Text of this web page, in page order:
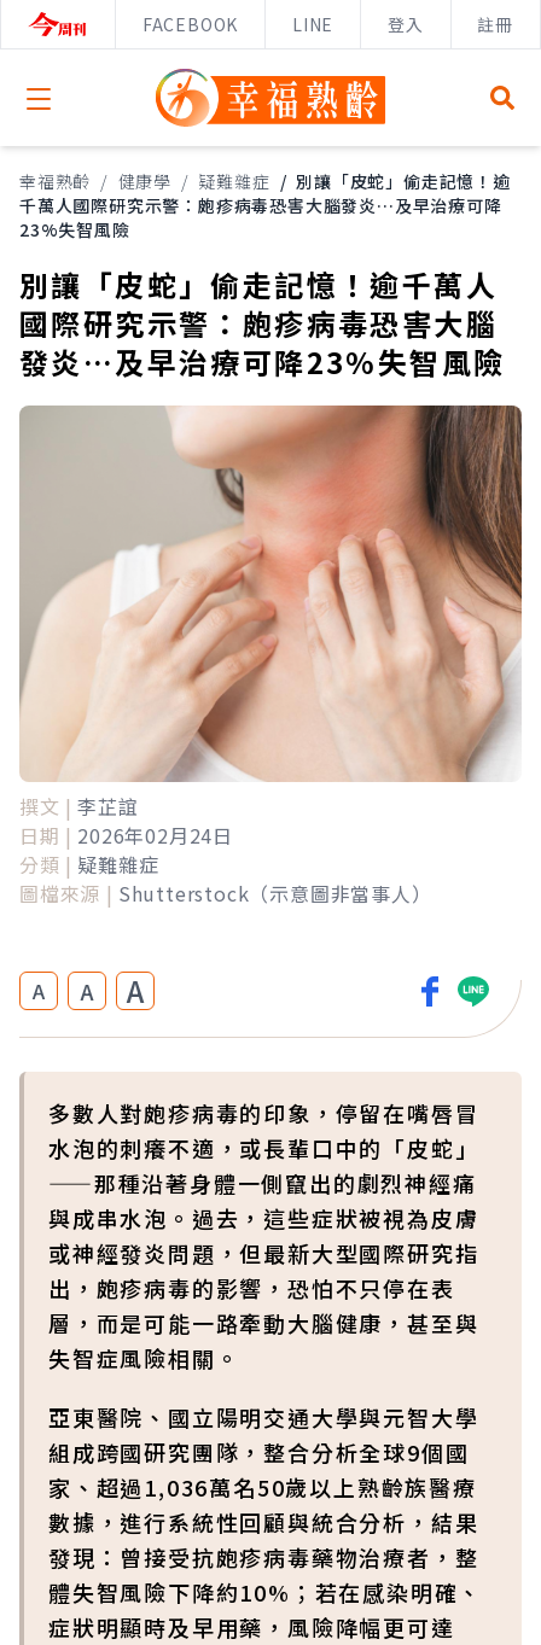
FACEBOOK LINE 登入 註冊
Open menu
幸福熟齡 / 健康學 / 疑難雜症 / 別讓「皮蛇」偷走記憶！逾
千萬人國際研究示警：皰疹病毒恐害大腦發炎…及早治療可降
23%失智風險
別讓「皮蛇」偷走記憶！逾千萬人
國際研究示警：皰疹病毒恐害大腦
發炎…及早治療可降23%失智風險
撰文 | 李芷誼
日期 | 2026年02月24日
分類 | 疑難雜症
圖檔來源 | Shutterstock（示意圖非當事人）
A A A
多數人對皰疹病毒的印象，停留在嘴唇冒
水泡的刺癢不適，或長輩口中的「皮蛇」
——那種沿著身體一側竄出的劇烈神經痛
與成串水泡。過去，這些症狀被視為皮膚
或神經發炎問題，但最新大型國際研究指
出，皰疹病毒的影響，恐怕不只停在表
層，而是可能一路牽動大腦健康，甚至與
失智症風險相關。
亞東醫院、國立陽明交通大學與元智大學
組成跨國研究團隊，整合分析全球9個國
家、超過1,036萬名50歲以上熟齡族醫療
數據，進行系統性回顧與統合分析，結果
發現：曾接受抗皰疹病毒藥物治療者，整
體失智風險下降約10%；若在感染明確、
症狀明顯時及早用藥，風險降幅更可達